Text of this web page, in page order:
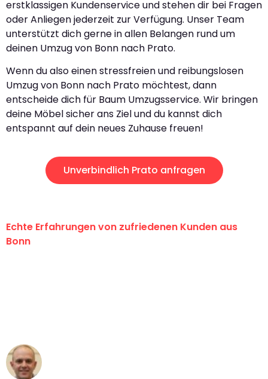
erstklassigen Kundenservice und stehen dir bei Fragen
oder Anliegen jederzeit zur Verfügung. Unser Team
unterstützt dich gerne in allen Belangen rund um
deinen Umzug von Bonn nach Prato.
Wenn du also einen stressfreien und reibungslosen
Umzug von Bonn nach Prato möchtest, dann
entscheide dich für Baum Umzugsservice. Wir bringen
deine Möbel sicher ans Ziel und du kannst dich
entspannt auf dein neues Zuhause freuen!
Unverbindlich Prato anfragen
Echte Erfahrungen von zufriedenen Kunden aus
Bonn